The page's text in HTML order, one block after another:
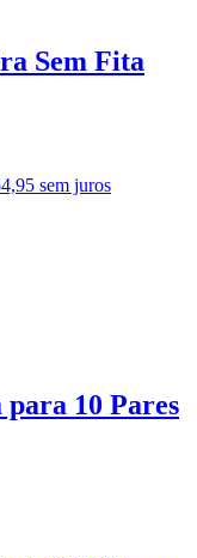
Sem Fita
sem juros
10 Pares